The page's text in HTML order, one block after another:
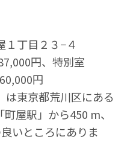
１丁目２３−４
円、特別室
円
東京都荒川区にある
屋駅」から450 m、
いところにありま